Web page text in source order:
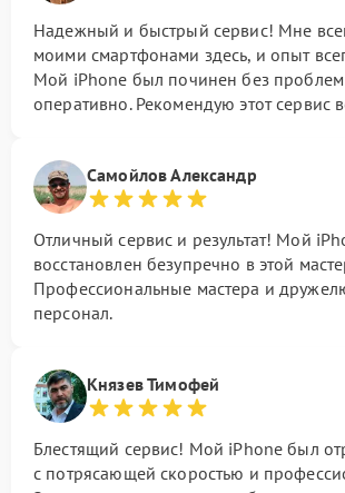
Надежный и быстрый сервис! Мне
моими смартфонами здесь, и опыт
Мой iPhone был починен без
оперативно. Рекомендую этот сервис
Самойлов Александр
Отличный сервис и результат! Мой
восстановлен безупречно в этой
Профессиональные мастера и
персонал.
Князев Тимофей
Блестящий сервис! Мой iPhone был
с потрясающей скоростью и